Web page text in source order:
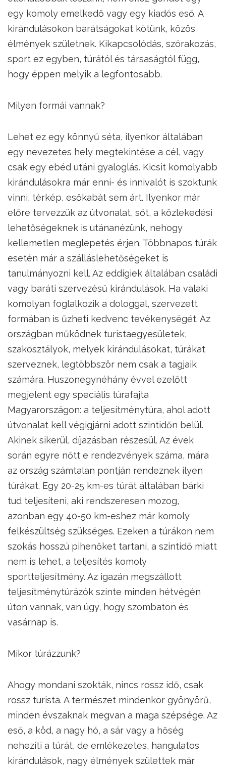
egy komoly emelkedő vagy egy kiadós eső. A
kirándulásokon barátságokat kötünk, közös
élmények születnek. Kikapcsolódás, szórakozás,
sport ez egyben, túrától és társaságtól függ,
hogy éppen melyik a legfontosabb.
Milyen formái vannak?
Lehet ez egy könnyű séta, ilyenkor általában
egy nevezetes hely megtekintése a cél, vagy
csak egy ebéd utáni gyaloglás. Kicsit komolyabb
kirándulásokra már enni- és innivalót is szoktunk
vinni, térkép, esőkabát sem árt. Ilyenkor már
előre tervezzük az útvonalat, sőt, a közlekedési
lehetőségeknek is utánanézünk, nehogy
kellemetlen meglepetés érjen. Többnapos túrák
esetén már a szálláslehetőségeket is
tanulmányozni kell. Az eddigiek általában családi
vagy baráti szervezésű kirándulások. Ha valaki
komolyan foglalkozik a dologgal, szervezett
formában is űzheti kedvenc tevékenységét. Az
országban működnek turistaegyesületek,
szakosztályok, melyek kirándulásokat, túrákat
szerveznek, legtöbbször nem csak a tagjaik
számára. Huszonegynéhány évvel ezelőtt
megjelent egy speciális túrafajta
Magyarországon: a teljesítménytúra, ahol adott
útvonalat kell végigjárni adott szintidőn belül.
Akinek sikerül, díjazásban részesül. Az évek
során egyre nőtt e rendezvények száma, mára
az ország számtalan pontján rendeznek ilyen
túrákat. Egy 20-25 km-es túrát általában bárki
tud teljesíteni, aki rendszeresen mozog,
azonban egy 40-50 km-eshez már komoly
felkészültség szükséges. Ezeken a túrákon nem
szokás hosszú pihenőket tartani, a szintidő miatt
nem is lehet, a teljesítés komoly
sportteljesítmény. Az igazán megszállott
teljesítménytúrázók szinte minden hétvégén
úton vannak, van úgy, hogy szombaton és
vasárnap is.
Mikor túrázzunk?
Ahogy mondani szokták, nincs rossz idő, csak
rossz turista. A természet mindenkor gyönyörű,
minden évszaknak megvan a maga szépsége. Az
eső, a köd, a nagy hó, a sár vagy a hőség
nehezíti a túrát, de emlékezetes, hangulatos
kirándulások, nagy élmények születtek már